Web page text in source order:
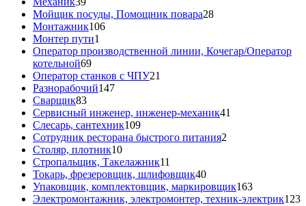
Мойщик посуды, Помощник повара28
Монтажник106
Монтер пути1
Оператор производственной линии, Кочегар/Оператор
котельной69
Оператор станков с ЧПУ21
Разнорабочий147
Сварщик83
Сервисный инженер, инженер-механик41
Слесарь, сантехник109
Сотрудник ресторана быстрого питания2
Столяр, плотник10
Стропальщик, Такелажник11
Токарь, фрезеровщик, шлифовщик40
Упаковщик, комплектовщик, маркировщик163
Электромонтажник, электромонтер, техник-электрик123